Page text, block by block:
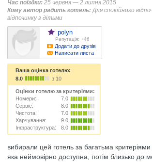
Час поїздки: 25 червня — 2 липня 2015
Кому автор радить готель: Для спокійного
відпочинку з дітьми
polyn
Репутація: +46
Додати до друзів
Написати листа
Ваша оцінка готелю:
8.0
з 10
Оцінки готелю за критеріями:
Номери:
7.0
Сервіс:
8.0
Чистота:
7.0
Харчування:
9.0
Інфраструктура:
8.0
вибирали цей готель за багатьма
яка неймовірно доступна, потім близько до